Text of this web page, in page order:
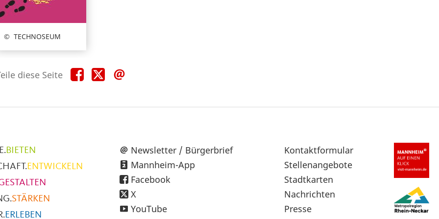
TECHNOSEUM
diese Seite Teile
diese
Teile
diese
BIETEN
ENTWICKELN
STÄRKEN
ERLEBEN
Newsletter / Bürgerbrief
Mannheim-App
Facebook
X
YouTube
Sekundärnavigation
im
Fußbereich
Kontaktformular
Stellenangebote
Stadtkarten
Nachrichten
Presse